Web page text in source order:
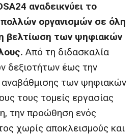
αναδεικνύει το
οργανισμών σε όλη
βελτίωση των ψηφιακών
Από τη διδασκαλία
δεξιοτήτων έως την
αναβάθμισης των ψηφιακών
τους τομείς εργασίας
την προώθηση ενός
χωρίς αποκλεισμούς και